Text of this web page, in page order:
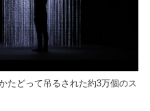
たどって吊るされた約3万個のス